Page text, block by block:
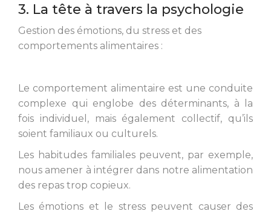
3. La tête à travers la psychologie
Gestion des émotions, du stress et des
comportements alimentaires :
Le comportement alimentaire est une conduite
complexe qui englobe des déterminants, à la
fois individuel, mais également collectif, qu’ils
soient familiaux ou culturels.
Les habitudes familiales peuvent, par exemple,
nous amener à intégrer dans notre alimentation
des repas trop copieux.
Les émotions et le stress peuvent causer des